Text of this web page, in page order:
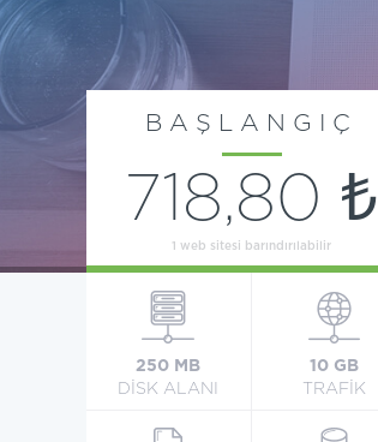
BAŞLANGIÇ
718,80 ₺
1 web sitesi barındırılabilir
250 MB
DİSK ALANI
10 GB
TRAFİK